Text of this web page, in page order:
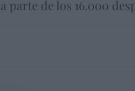
parte de los 16.000